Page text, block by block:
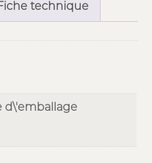
technique
d\'emballage